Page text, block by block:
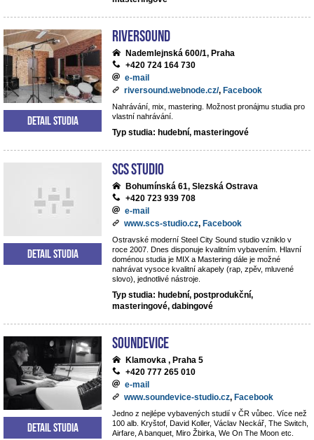
Riversound
Nademlejnská 600/1, Praha
+420 724 164 730
e-mail
riversound.webnode.cz/, Facebook
Nahrávání, mix, mastering. Možnost pronájmu studia pro
vlastní nahrávání.
Typ studia: hudební, masteringové
Detail studia
SCS Studio
Bohumínská 61, Slezská Ostrava
+420 723 939 708
e-mail
www.scs-studio.cz, Facebook
Ostravské moderní Steel City Sound studio vzniklo v
roce 2007. Dnes disponuje kvalitním vybavením. Hlavní
doménou studia je MIX a Mastering dále je možné
nahrávat vysoce kvalitní akapely (rap, zpěv, mluvené
slovo), jednotlivé nástroje.
Typ studia: hudební, postprodukční,
masteringové, dabingové
Detail studia
Soundevice
Klamovka , Praha 5
+420 777 265 010
e-mail
www.soundevice-studio.cz, Facebook
Jedno z nejlépe vybavených studií v ČR vůbec. Více než
100 alb. Kryštof, David Koller, Václav Neckář, The Switch,
Airfare, A banquet, Miro Žbirka, We On The Moon etc.
Detail studia